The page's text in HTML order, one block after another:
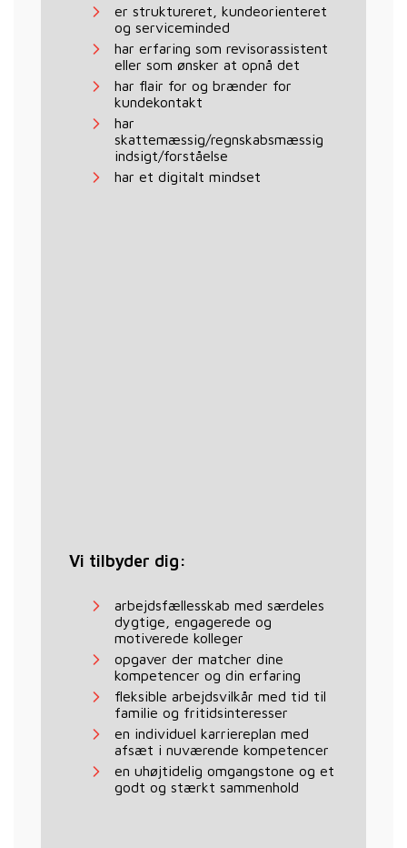
er struktureret, kundeorienteret
og serviceminded
har erfaring som revisorassistent
eller som ønsker at opnå det
har flair for og brænder for
kundekontakt
har
skattemæssig/regnskabsmæssig
indsigt/forståelse
har et digitalt mindset
Vi tilbyder dig:
arbejdsfællesskab med særdeles
dygtige, engagerede og
motiverede kolleger
opgaver der matcher dine
kompetencer og din erfaring
fleksible arbejdsvilkår med tid til
familie og fritidsinteresser
en individuel karriereplan med
afsæt i nuværende kompetencer
en uhøjtidelig omgangstone og et
godt og stærkt sammenhold